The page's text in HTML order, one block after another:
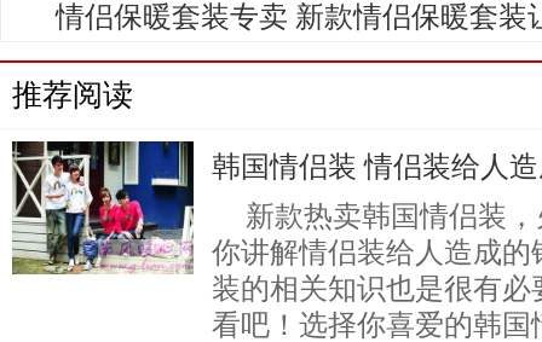
情侣保暖套装专卖 新款情侣保暖套装
推荐阅读
韩国情侣装 情侣装给人
新款热卖韩国情侣装
你讲解情侣装给人造成
装的相关知识也是很有
看吧！选择你喜爱的韩国